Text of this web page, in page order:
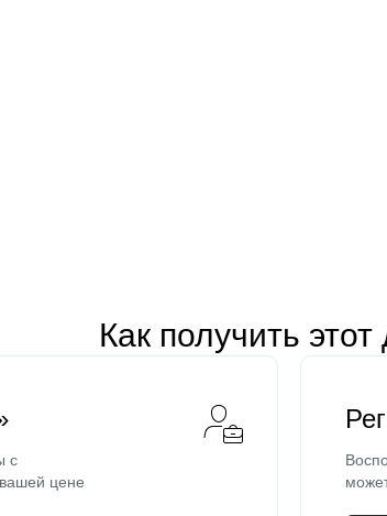
Как получить
с
цене